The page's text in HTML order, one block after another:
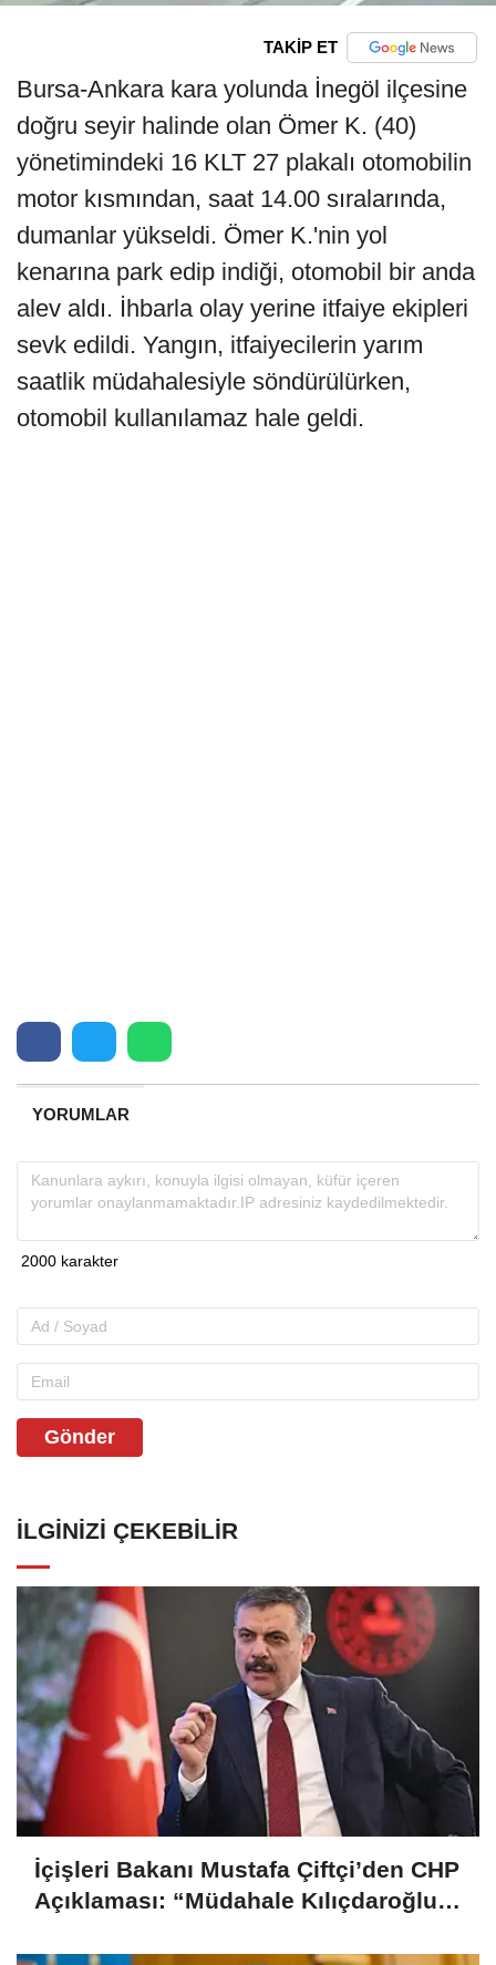
TAKİP ET
Bursa-Ankara kara yolunda İnegöl ilçesine
doğru seyir halinde olan Ömer K. (40)
yönetimindeki 16 KLT 27 plakalı otomobilin
motor kısmından, saat 14.00 sıralarında,
dumanlar yükseldi. Ömer K.'nin yol
kenarına park edip indiği, otomobil bir anda
alev aldı. İhbarla olay yerine itfaiye ekipleri
sevk edildi. Yangın, itfaiyecilerin yarım
saatlik müdahalesiyle söndürülürken,
otomobil kullanılamaz hale geldi.
YORUMLAR
Gönder
İLGINIZI ÇEKEBILIR
İçişleri Bakanı Mustafa Çiftçi’den CHP
Açıklaması: “Müdahale Kılıçdaroğlu